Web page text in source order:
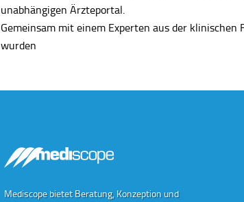
unabhängigen Ärzteportal.
Gemeinsam mit einem Experten aus der klinischen
wurden
Mediscope bietet Beratung, Konzeption und